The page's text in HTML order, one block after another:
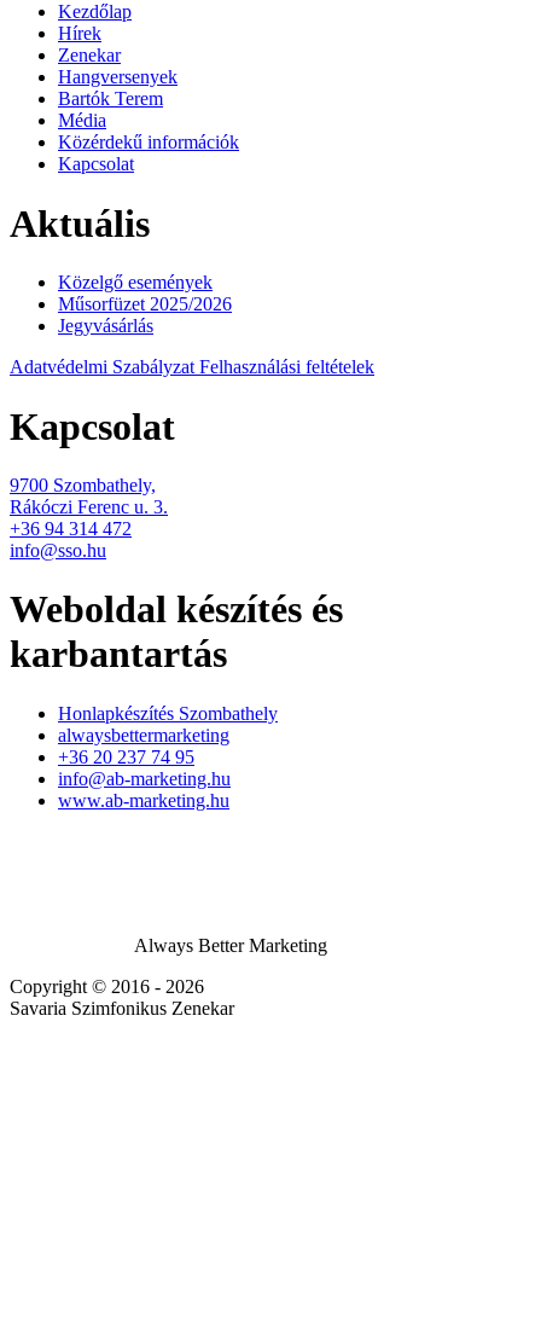
Kezdőlap
Hírek
Zenekar
Hangversenyek
Bartók Terem
Média
Közérdekű információk
Kapcsolat
Aktuális
Közelgő események
Műsorfüzet 2025/2026
Jegyvásárlás
Adatvédelmi Szabályzat Felhasználási feltételek
Kapcsolat
9700 Szombathely,
Rákóczi Ferenc u. 3.
+36 94 314 472
info@sso.hu
Weboldal készítés és
karbantartás
Honlapkészítés Szombathely
alwaysbettermarketing
+36 20 237 74 95
info@ab-marketing.hu
www.ab-marketing.hu
Always Better Marketing
Copyright © 2016 - 2026
Savaria Szimfonikus Zenekar